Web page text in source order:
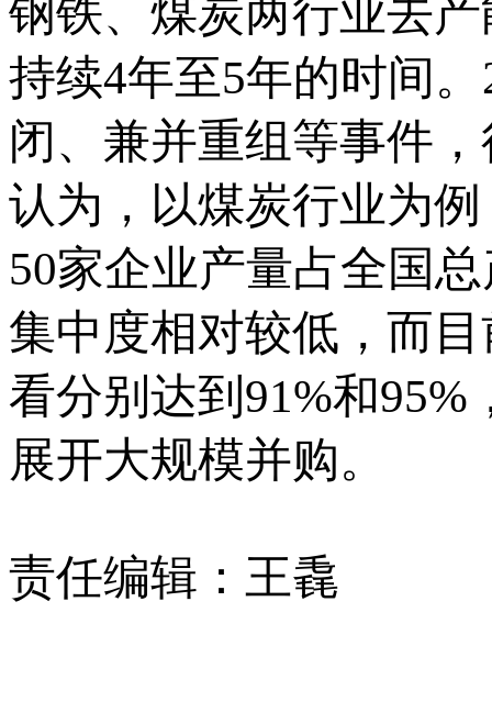
钢铁、煤炭两行业去
持续4年至5年的时间
闭、兼并重组等事件
认为，以煤炭行业为
50家企业产量占全国
集中度相对较低，而
看分别达到91%和
展开大规模并购。
责任编辑：王毳